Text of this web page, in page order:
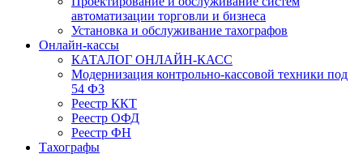
автоматизации торговли и бизнеса
Установка и обслуживание тахографов
Онлайн-кассы
КАТАЛОГ ОНЛАЙН-КАСС
Модернизация контрольно-кассовой техники под
54 ФЗ
Реестр ККТ
Реестр ОФД
Реестр ФН
Тахографы